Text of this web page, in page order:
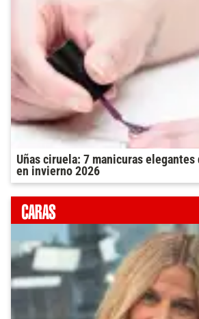
Uñas ciruela: 7 manicuras
en invierno 2026